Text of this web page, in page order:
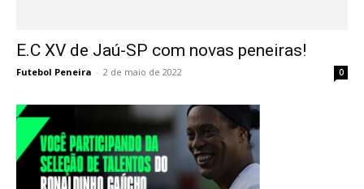
E.C XV de Jaú-SP com novas peneiras!
Futebol Peneira - 2 de maio de 2022 0